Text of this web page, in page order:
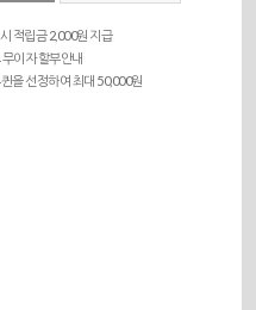
적립금 2,000원 지급
이자 할부안내
을 선정하여 최대 50,000원